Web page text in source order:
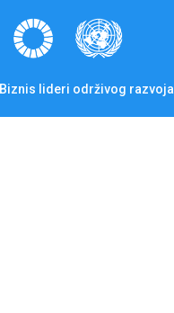
Biznis lideri održivog razvoja